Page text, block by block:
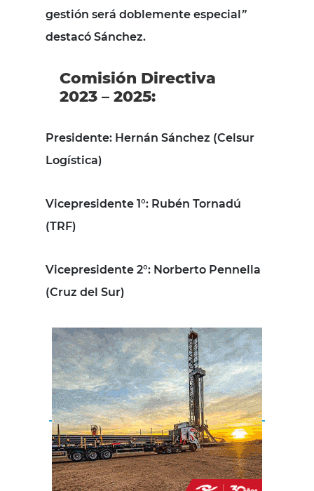
gestión será doblemente especial ”
destacó Sánchez.
Comisión Directiva
2023 – 2025:
Presidente: Hernán Sánchez (Celsur
Logística)
Vicepresidente 1°: Rubén Tornadú
(TRF)
Vicepresidente 2°: Norberto Pennella
(Cruz del Sur)